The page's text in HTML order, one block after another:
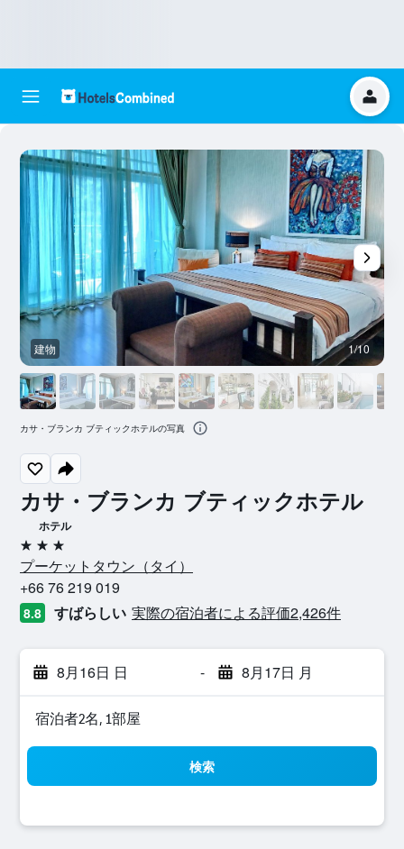
カサ・ブランカ ブティックホテル
ホテル
3つ星
プーケットタウン​（タイ​）​
+66 76 219 019
8.8 すばらしい 実際の宿泊者による評価2,426​件
8月16日 日 - 8月17日 月
宿泊者2名, 1​部屋
検索
建物 1/10
カサ・ブランカ ブティックホテルの写真